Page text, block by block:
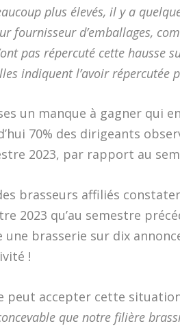
plus élevés, il y a
fournisseur d’emballages,
pas répercuté cette hausse
indiquent l’avoir répercutée
un manque à gagner qui
70% des dirigeants
2023, par rapport au
brasseurs affiliés
2023 qu’au semestre
une brasserie sur dix
!
peut accepter cette
que notre filière